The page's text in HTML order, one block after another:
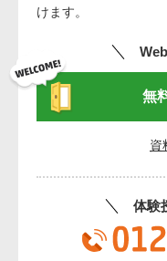
けます。
無
資
体験